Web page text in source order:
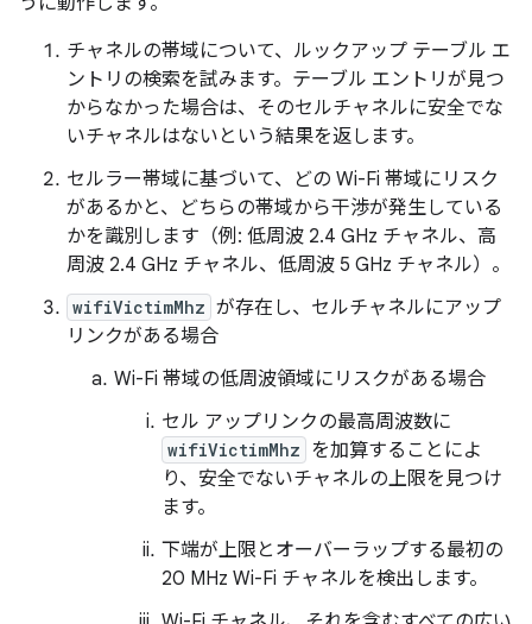
チャネルの帯域について、ルックアップ テーブル エ
ントリの検索を試みます。テーブル エントリが見つ
からなかった場合は、そのセルチャネルに安全でな
いチャネルはないという結果を返します。
セルラー帯域に基づいて、どの Wi-Fi 帯域にリスク
があるかと、どちらの帯域から干渉が発生している
かを識別します（例: 低周波 2.4 GHz チャネル、高
周波 2.4 GHz チャネル、低周波 5 GHz チャネル）。
wifiVictimMhz が存在し、セルチャネルにアップ
リンクがある場合
Wi-Fi 帯域の低周波領域にリスクがある場合
セル アップリンクの最高周波数に
wifiVictimMhz を加算することによ
り、安全でないチャネルの上限を見つけ
ます。
下端が上限とオーバーラップする最初の
20 MHz Wi-Fi チャネルを検出します。